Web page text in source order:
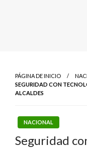
PÁGINA DE INICIO
SEGURIDAD CON
ALCALDES
NACIONAL
Seguridad